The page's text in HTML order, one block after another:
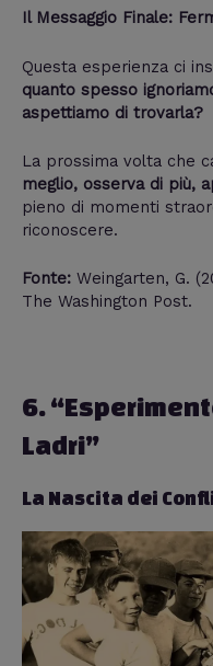
Il Messaggio Finale:
Questa esperienza ci
quanto spesso
aspettiamo di trovarla?
La prossima volta che
meglio, osserva di più,
pieno di momenti
riconoscere.
Fonte: Weingarten, G.
The Washington Post.
6.
Ladri”
La Nascita dei